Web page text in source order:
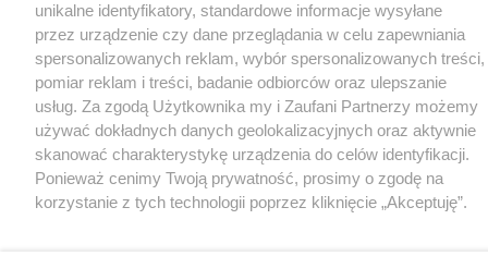
unikalne identyfikatory, standardowe informacje wysyłane
przez urządzenie czy dane przeglądania w celu zapewniania
spersonalizowanych reklam, wybór spersonalizowanych treści,
pomiar reklam i treści, badanie odbiorców oraz ulepszanie
usług. Za zgodą Użytkownika my i Zaufani Partnerzy możemy
używać dokładnych danych geolokalizacyjnych oraz aktywnie
skanować charakterystykę urządzenia do celów identyfikacji.
Ponieważ cenimy Twoją prywatność, prosimy o zgodę na
korzystanie z tych technologii poprzez kliknięcie „Akceptuję”.